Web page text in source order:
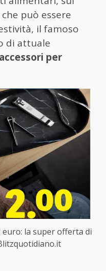
può essere
il famoso
di attuale
per
la super offerta di